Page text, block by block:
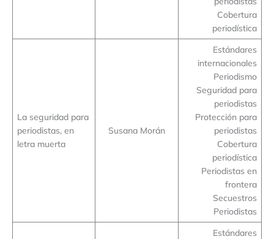
Cobertura
periodística
La seguridad para
periodistas, en
letra muerta
Susana Morán
Estándares
internacionales
Periodismo
Seguridad para
periodistas
Protección para
periodistas
Cobertura
periodística
Periodistas en
frontera
Secuestros
Periodistas
Estándares